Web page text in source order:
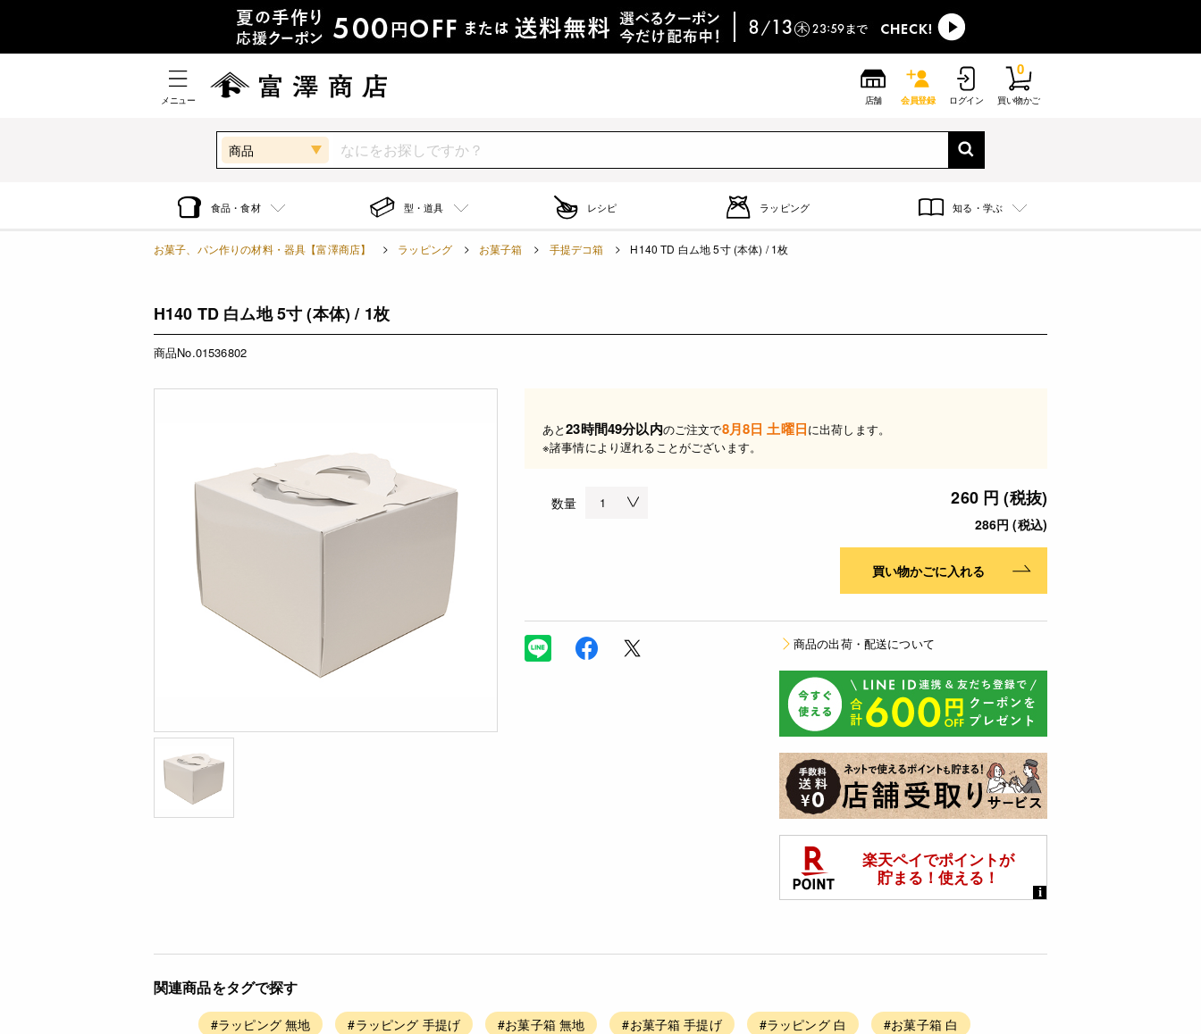
メニュー 店舗 会員登録 ログイン 買い物かご
0
商品
食品・食材 型・道具 レシピ ラッピング 知る・学ぶ
お菓子、パン作りの材料・器具【富澤商店】 ラッピング お菓子箱 手提デコ箱 H140 TD 白ム地 5寸 (本体) / 1枚
H140 TD 白ム地 5寸 (本体) / 1枚
商品No.01536802
あと23時間49分以内のご注文で8月8日 土曜日に出荷します。
※諸事情により遅れることがございます。
数量 260 円 (税抜)
286円 (税込)
買い物かごに入れる
商品の出荷・配送について
関連商品をタグで探す
#ラッピング 無地 #ラッピング 手提げ #お菓子箱 無地 #お菓子箱 手提げ #ラッピング 白
#お菓子箱 白